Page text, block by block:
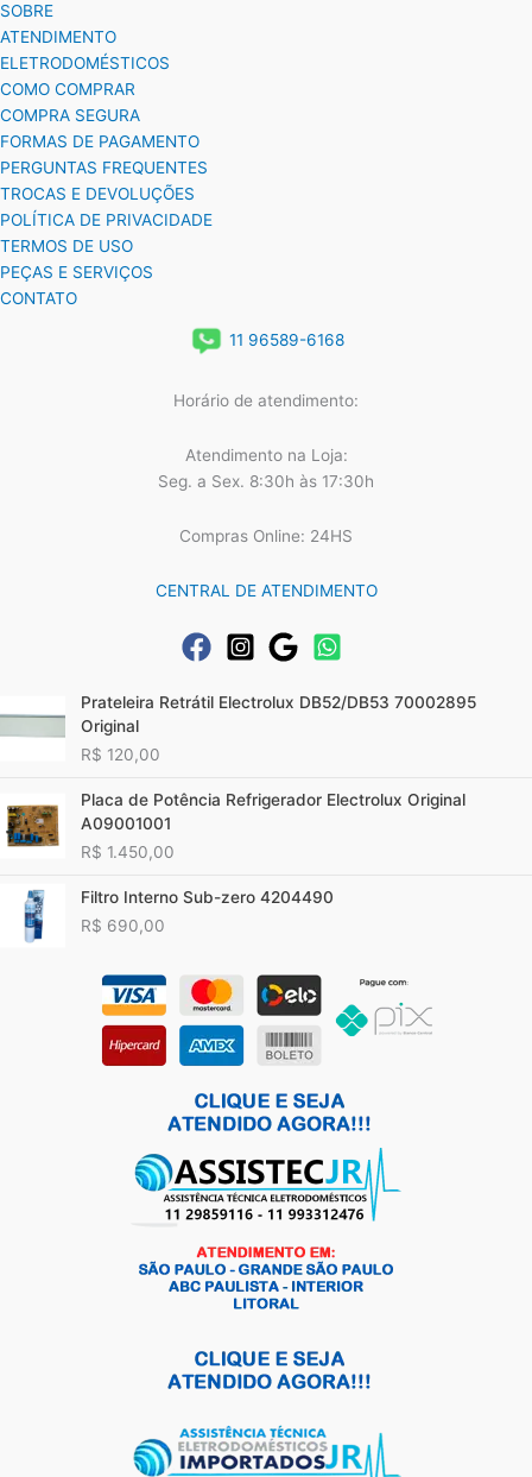
SOBRE
ATENDIMENTO
ELETRODOMÉSTICOS
COMO COMPRAR
COMPRA SEGURA
FORMAS DE PAGAMENTO
PERGUNTAS FREQUENTES
TROCAS E DEVOLUÇÕES
POLÍTICA DE PRIVACIDADE
TERMOS DE USO
PEÇAS E SERVIÇOS
CONTATO
11 96589-6168
Horário de atendimento:
Atendimento na Loja:
Seg. a Sex. 8:30h às 17:30h
Compras Online: 24HS
CENTRAL DE ATENDIMENTO
Prateleira Retrátil Electrolux DB52/DB53 70002895
Original
R$ 120,00
Placa de Potência Refrigerador Electrolux Original
A09001001
R$ 1.450,00
Filtro Interno Sub-zero 4204490
R$ 690,00